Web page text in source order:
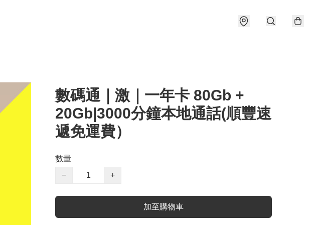
數碼通｜激｜一年卡 80Gb +
20Gb|3000分鐘本地通話(順豐速
遞免運費）
數量
−
+
加至購物車